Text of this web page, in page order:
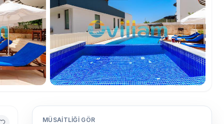
MÜSAITLIĞI GÖR